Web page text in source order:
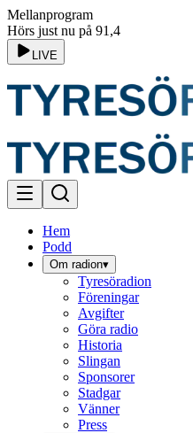
Mellanprogram
Hörs just nu på 91,4
LIVE
Hem
Podd
Om radion▾
Tyresöradion
Föreningar
Avgifter
Göra radio
Historia
Slingan
Sponsorer
Stadgar
Vänner
Press